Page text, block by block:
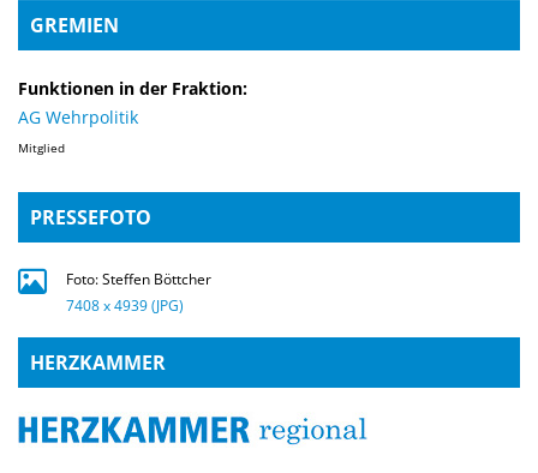
GREMIEN
Funktionen in der Fraktion:
AG Wehrpolitik
Mitglied
PRESSEFOTO
Foto: Steffen Böttcher
7408 x 4939 (JPG)
HERZKAMMER